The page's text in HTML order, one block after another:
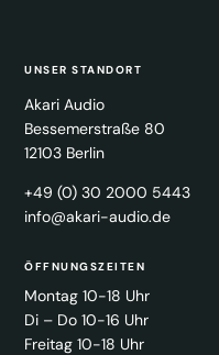
UNSER STANDORT
Akari Audio
Bessemerstraße 80
12103 Berlin
+49 (0) 30 2000 5443
info@akari-audio.de
ÖFFNUNGSZEITEN
Montag 10-18 Uhr
Di – Do 10-16 Uhr
Freitag 10-18 Uhr